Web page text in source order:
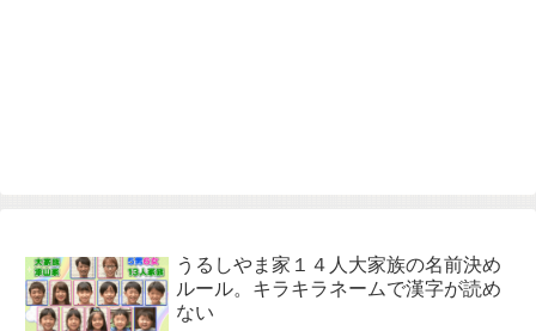
うるしやま家１４人大家族の名前決め
ルール。キラキラネームで漢字が読め
ない